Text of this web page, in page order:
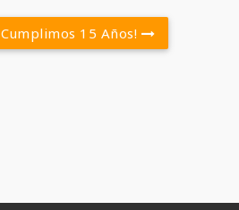
Cumplimos 15 Años!